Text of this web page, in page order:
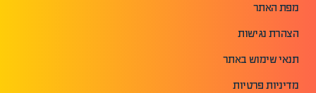
מפת האתר
הצהרת נגישות
תנאי שימוש באתר
מדיניות פרטיות